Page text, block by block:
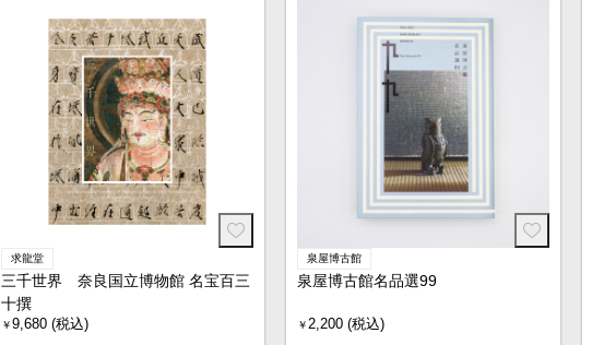
求龍堂
三千世界 奈良国立博物館 名宝百三
十撰
￥9,680 (税込)
泉屋博古館
泉屋博古館名品選99
￥2,200 (税込)